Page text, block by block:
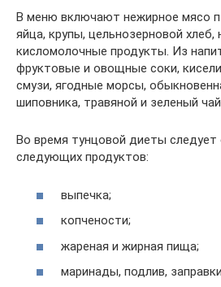
В меню включают нежирное мясо
яйца, крупы, цельнозерновой
кисломолочные продукты. Из
фруктовые и овощные соки,
смузи, ягодные морсы,
шиповника, травяной и зеленый
Во время тунцовой диеты следует
следующих продуктов:
выпечка;
копчености;
жареная и жирная пища;
маринады, подлив,